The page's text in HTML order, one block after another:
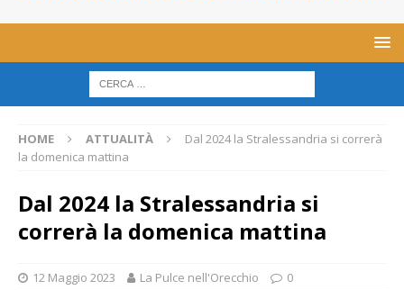
HOME ATTUALITÀ
Dal 2024 la Stralessandria si correrà
la domenica mattina
Dal 2024 la Stralessandria si
correrà la domenica mattina
12 Maggio 2023 La Pulce nell'Orecchio 0